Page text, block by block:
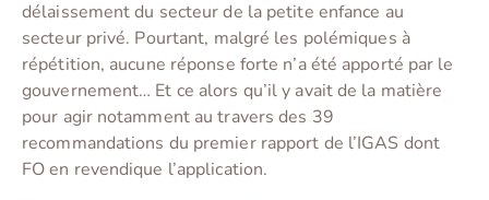
délaissement du secteur de la petite enfance au
secteur privé. Pourtant, malgré les polémiques à
répétition, aucune réponse forte n’a été apporté par le
gouvernement… Et ce alors qu’il y avait de la matière
pour agir notamment au travers des 39
recommandations du premier rapport de l’IGAS dont
FO en revendique l’application.